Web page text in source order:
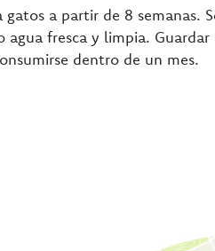
a partir de 8 semanas.
fresca y limpia.
dentro de un mes.